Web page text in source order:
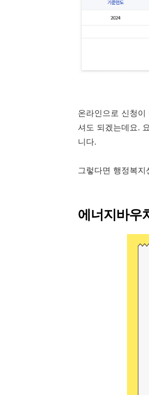
온라인으로 신청
셔도 되겠는데요.
니다.
그렇다면 행정복
에너지바우